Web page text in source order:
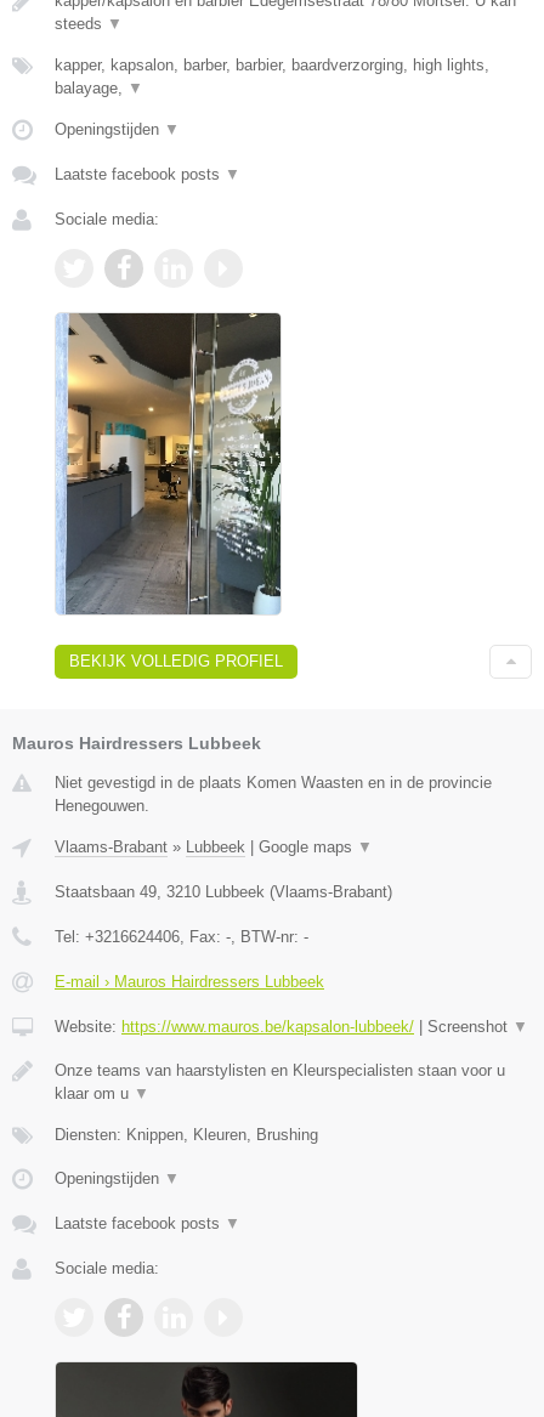
steeds ▼
kapper, kapsalon, barber, barbier, baardverzorging, high lights,
balayage, ▼
Openingstijden ▼
Laatste facebook posts ▼
Sociale media:
BEKIJK VOLLEDIG PROFIEL
Mauros Hairdressers Lubbeek
Niet gevestigd in de plaats Komen Waasten en in de provincie
Henegouwen.
Vlaams-Brabant » Lubbeek | Google maps ▼
Staatsbaan 49 3210 Lubbeek (Vlaams-Brabant)
Tel: +3216624406 , Fax: - , BTW-nr: -
E-mail › Mauros Hairdressers Lubbeek
Website: https://www.mauros.be/kapsalon-lubbeek/ | Screenshot ▼
Onze teams van haarstylisten en Kleurspecialisten staan voor u
klaar om u ▼
Diensten: Knippen, Kleuren, Brushing
Openingstijden ▼
Laatste facebook posts ▼
Sociale media: